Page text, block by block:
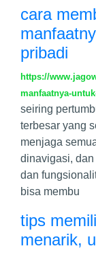
cara
pribadi
https://
manfaatnya-
seiring
terbesar yang
menjaga
dinavigasi,
dan
bisa membu
tips
menarik,